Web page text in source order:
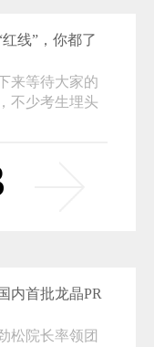
线”，你都了
来等待大家的
不少考生埋头
内首批龙晶PR
松院长率领团